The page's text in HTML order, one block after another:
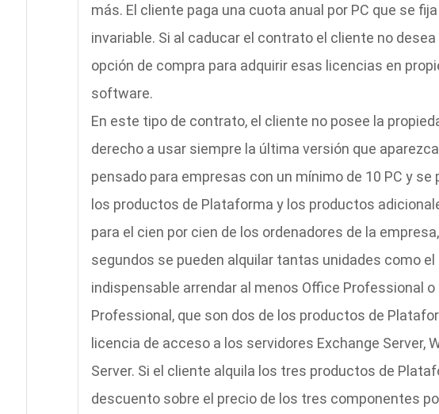
más. El cliente paga una cuota anual por PC que se
invariable. Si al caducar el contrato el cliente no
opción de compra para adquirir esas licencias en
software.
En este tipo de contrato, el cliente no posee la
derecho a usar siempre la última versión que
pensado para empresas con un mínimo de 10 PC y
los productos de Plataforma y los productos
para el cien por cien de los ordenadores de la
segundos se pueden alquilar tantas unidades como
indispensable arrendar al menos Office Professional
Professional, que son dos de los productos de
licencia de acceso a los servidores Exchange Server,
Server. Si el cliente alquila los tres productos de
descuento sobre el precio de los tres componentes